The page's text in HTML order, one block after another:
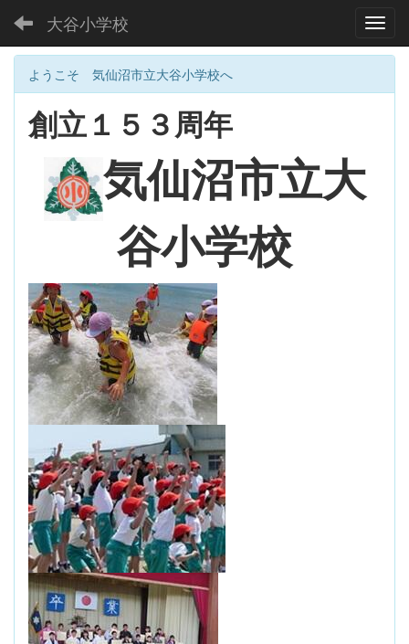
大谷小学校
ようこそ 気仙沼市立大谷小学校へ
創立１５３周年
気仙沼市立大
谷小学校